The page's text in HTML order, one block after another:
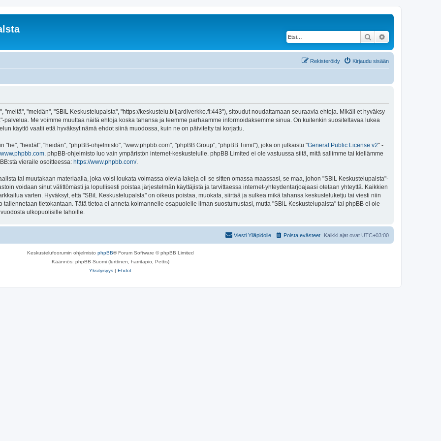
Etsi
Kirjaudu sisään
Rekisteröidy
"meidän", "SBiL Keskustelupalsta", "https://keskustelu.biljardiverkko.fi:443"), sitoudut noudattamaan seuraavia ehtoja. Mikäli et hyväksy
Me voimme muuttaa näitä ehtoja koska tahansa ja teemme parhaamme informoidaksemme sinua. On kuitenkin suositeltavaa lukea
käyttö vaatii että hyväksyt nämä ehdot siinä muodossa, kuin ne on päivitetty tai korjattu.
"heidät", "heidän", "phpBB-ohjelmisto", "www.phpbb.com", "phpBB Group", "phpBB Tiimit"), joka on julkaistu "General Public License v2" -
www.phpbb.com. phpBB-ohjelmisto luo vain ympäristön internet-keskustelulle. phpBB Limited ei ole vastuussa siitä, mitä sallimme tai kiellämme
vieraile osoitteessa: https://www.phpbb.com/.
tai muutakaan materiaalia, joka voisi loukata voimassa olevia lakeja oli se sitten omassa maassasi, se maa, johon "SBiL Keskustelupalsta"-
voidaan sinut välittömästi ja lopullisesti poistaa järjestelmän käyttäjistä ja tarvittaessa internet-yhteydentarjoajaasi otetaan yhteyttä. Kaikkien
varten. Hyväksyt, että "SBiL Keskustelupalsta" on oikeus poistaa, muokata, siirtää ja sulkea mikä tahansa keskusteluketju tai viesti niin
tallennetaan tietokantaan. Tätä tietoa ei anneta kolmannelle osapuolelle ilman suostumustasi, mutta "SBiL Keskustelupalsta" tai phpBB ei ole
ulkopuolisille tahoille.
Kaikki ajat ovat UTC+03:00
Poista evästeet
Viesti Ylläpidolle
Keskustelufoorumin ohjelmisto phpBB® Forum Software © phpBB Limited
Käännös: phpBB Suomi (lurttinen, harritapio, Pettis)
Yksityisyys | Ehdot